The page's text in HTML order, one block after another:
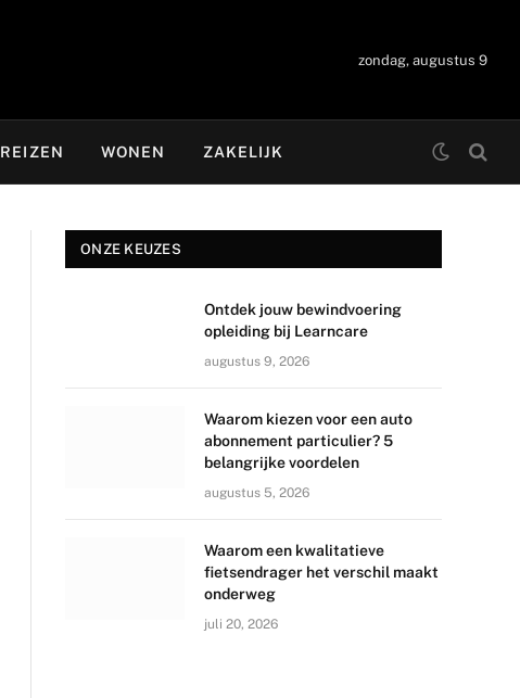
zondag, augustus 9
REIZEN WONEN ZAKELIJK
ONZE KEUZES
Ontdek jouw bewindvoering
opleiding bij Learncare
augustus 9, 2026
Waarom kiezen voor een auto
abonnement particulier? 5
belangrijke voordelen
augustus 5, 2026
Waarom een kwalitatieve
fietsendrager het verschil maakt
onderweg
juli 20, 2026